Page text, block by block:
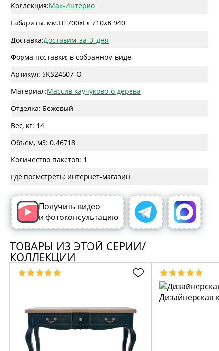
Коллекция:Мак-Интерио
Габариты, мм:Ш 700xГл 710xВ 940
Доставка:Доставим_за_3_дня
Форма поставки: в собранном виде
Артикул: 5KS24507-O
Материал:Массив каучукового дерева
Отделка: Бежевый
Вес, кг: 14
Объем, м3: 0.46718
Количество пакетов: 1
Где посмотреть: интернет-магазин
Получить видео
и фотоконсультацию
ТОВАРЫ ИЗ ЭТОЙ СЕРИИ/
КОЛЛЕКЦИИ
Дизайнерская